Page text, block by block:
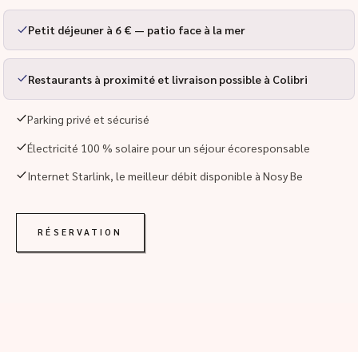
Petit déjeuner à 6 € — patio face à la mer
Restaurants à proximité et livraison possible à Colibri
Parking privé et sécurisé
Électricité 100 % solaire pour un séjour écoresponsable
Internet Starlink, le meilleur débit disponible à Nosy Be
RÉSERVATION